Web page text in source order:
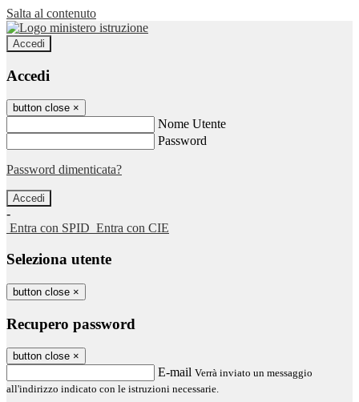
Salta al contenuto
Accedi
Accedi
button close ×
Nome Utente
Password
Password dimenticata?
-
Entra con SPID Entra con CIE
Seleziona utente
button close ×
Recupero password
button close ×
E-mail Verrà inviato un messaggio
all'indirizzo indicato con le istruzioni necessarie.